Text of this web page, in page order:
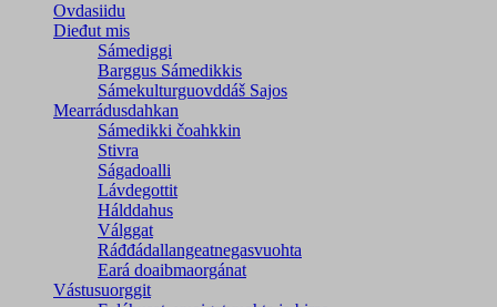
Ovdasiidu
Dieđut mis
Sámediggi
Barggus Sámedikkis
Sámekulturguovddáš Sajos
Mearrádusdahkan
Sámedikki čoahkkin
Stivra
Ságadoalli
Lávdegottit
Hálddahus
Válggat
Ráđđádallangeatnegas­vuohta
Eará doaibmaorgánat
Vástusuorggit